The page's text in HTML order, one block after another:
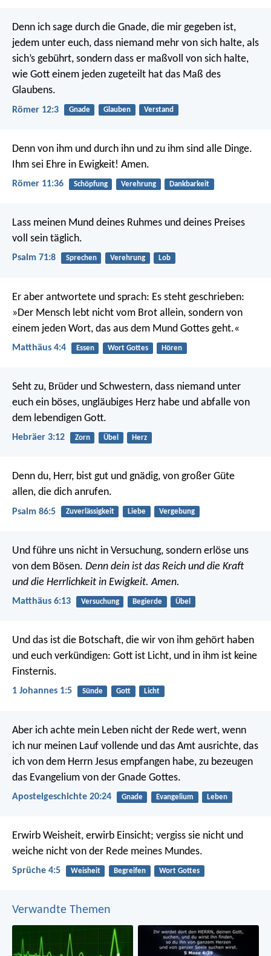
Denn ich sage durch die Gnade, die mir gegeben ist,
jedem unter euch, dass niemand mehr von sich halte, als
sich’s gebührt, sondern dass er maßvoll von sich halte,
wie Gott einem jeden zugeteilt hat das Maß des
Glaubens.
Römer 12:3 Gnade Glauben Verstand
Denn von ihm und durch ihn und zu ihm sind alle Dinge.
Ihm sei Ehre in Ewigkeit! Amen.
Römer 11:36 Schöpfung Verehrung Dankbarkeit
Lass meinen Mund deines Ruhmes und deines Preises
voll sein täglich.
Psalm 71:8 Sprechen Verehrung Lob
Er aber antwortete und sprach: Es steht geschrieben:
»Der Mensch lebt nicht vom Brot allein, sondern von
einem jeden Wort, das aus dem Mund Gottes geht.«
Matthäus 4:4 Essen Wort Gottes Hören
Seht zu, Brüder und Schwestern, dass niemand unter
euch ein böses, ungläubiges Herz habe und abfalle von
dem lebendigen Gott.
Hebräer 3:12 Zorn Übel Herz
Denn du, Herr, bist gut und gnädig, von großer Güte
allen, die dich anrufen.
Psalm 86:5 Zuverlässigkeit Liebe Vergebung
Und führe uns nicht in Versuchung, sondern erlöse uns
von dem Bösen. Denn dein ist das Reich und die Kraft
und die Herrlichkeit in Ewigkeit. Amen.
Matthäus 6:13 Versuchung Begierde Übel
Und das ist die Botschaft, die wir von ihm gehört haben
und euch verkündigen: Gott ist Licht, und in ihm ist keine
Finsternis.
1 Johannes 1:5 Sünde Gott Licht
Aber ich achte mein Leben nicht der Rede wert, wenn
ich nur meinen Lauf vollende und das Amt ausrichte, das
ich von dem Herrn Jesus empfangen habe, zu bezeugen
das Evangelium von der Gnade Gottes.
Apostelgeschichte 20:24 Gnade Evangelium Leben
Erwirb Weisheit, erwirb Einsicht; vergiss sie nicht und
weiche nicht von der Rede meines Mundes.
Sprüche 4:5 Weisheit Begreifen Wort Gottes
Verwandte Themen